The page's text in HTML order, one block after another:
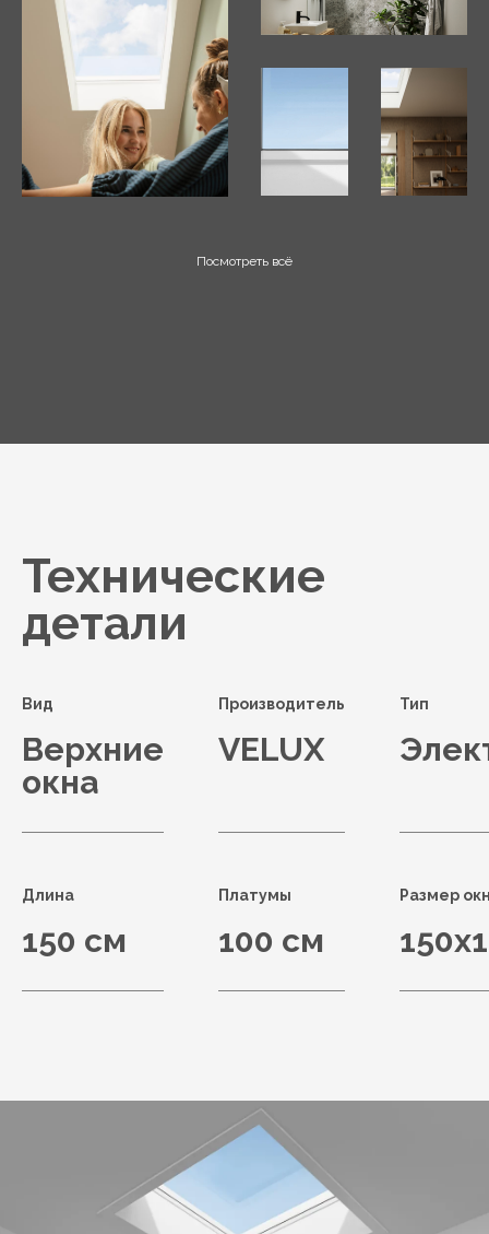
Посмотреть всё
Технические
детали
Вид
Верхние
окна
Производитель
VELUX
Тип
Длина
150 см
Платумы
100 см
Размер